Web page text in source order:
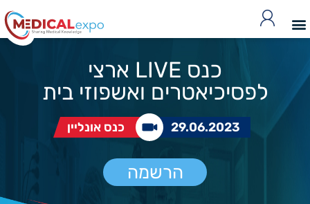
כנס LIVE ארצי
לפסיכיאטרים ואשפוזי בית
29.06.2023 כנס אונליין
הרשמה